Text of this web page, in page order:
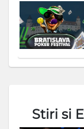
Stiri si